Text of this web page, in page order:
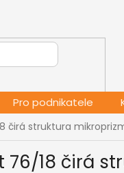
Pro podnikatele
čirá struktura
18 čirá